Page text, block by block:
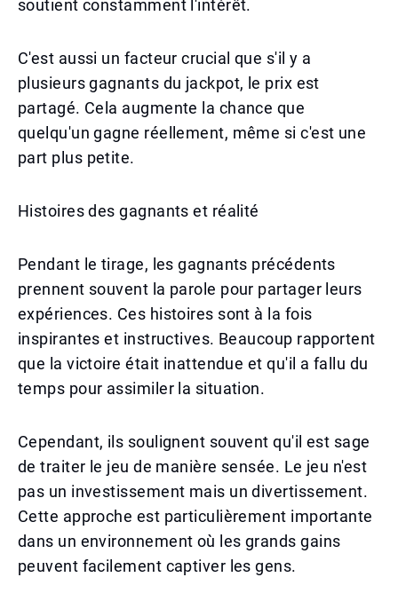
soutient constamment l'intérêt.
C'est aussi un facteur crucial que s'il y a
plusieurs gagnants du jackpot, le prix est
partagé. Cela augmente la chance que
quelqu'un gagne réellement, même si c'est une
part plus petite.
Histoires des gagnants et réalité
Pendant le tirage, les gagnants précédents
prennent souvent la parole pour partager leurs
expériences. Ces histoires sont à la fois
inspirantes et instructives. Beaucoup rapportent
que la victoire était inattendue et qu'il a fallu du
temps pour assimiler la situation.
Cependant, ils soulignent souvent qu'il est sage
de traiter le jeu de manière sensée. Le jeu n'est
pas un investissement mais un divertissement.
Cette approche est particulièrement importante
dans un environnement où les grands gains
peuvent facilement captiver les gens.